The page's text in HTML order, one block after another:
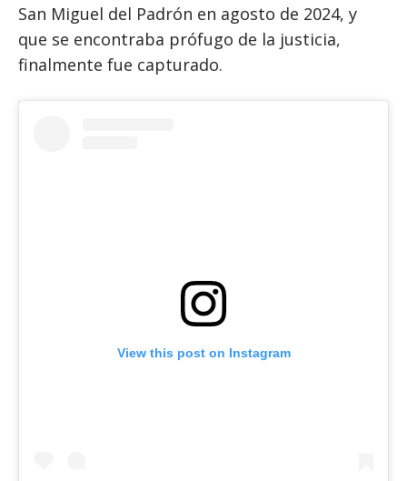
San Miguel del Padrón en agosto de 2024, y
que se encontraba prófugo de la justicia,
finalmente fue capturado.
View this post on Instagram